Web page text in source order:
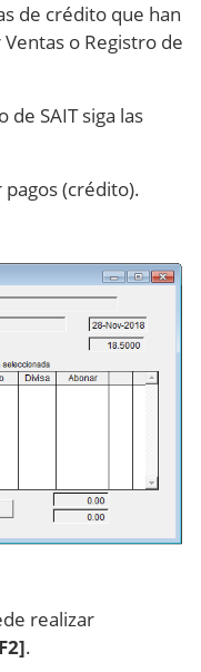
de crédito que han
o Registro de
SAIT siga las
(crédito).
realizar
.